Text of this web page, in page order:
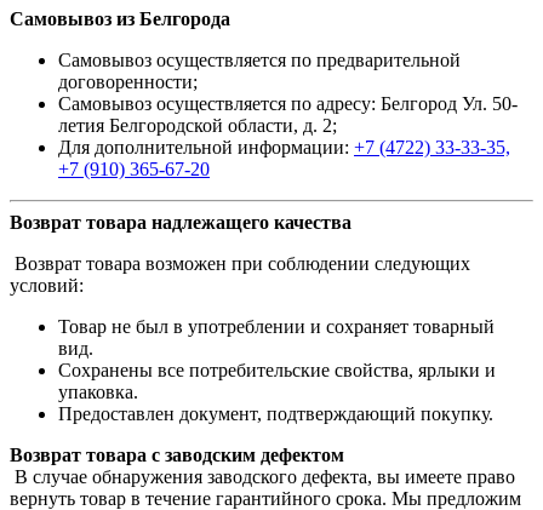
Самовывоз из Белгорода
Самовывоз осуществляется по предварительной
договоренности;
Самовывоз осуществляется по адресу: Белгород Ул. 50-
летия Белгородской области, д. 2;
Для дополнительной информации: +7 (4722) 33-33-35,
+7 (910) 365-67-20
Возврат товара надлежащего качества
Возврат товара возможен при соблюдении следующих
условий:
Товар не был в употреблении и сохраняет товарный
вид.
Сохранены все потребительские свойства, ярлыки и
упаковка.
Предоставлен документ, подтверждающий покупку.
Возврат товара с заводским дефектом
В случае обнаружения заводского дефекта, вы имеете право
вернуть товар в течение гарантийного срока. Мы предложим